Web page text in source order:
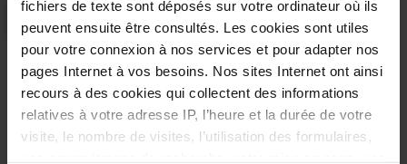
fichiers de texte sont déposés sur votre ordinateur où ils
peuvent ensuite être consultés. Les cookies sont utiles
pour votre connexion à nos services et pour adapter nos
pages Internet à vos besoins. Nos sites Internet ont ainsi
recours à des cookies qui collectent des informations
relatives à votre adresse IP, l’heure et la durée de votre
visite, le nombre de visites, l’utilisation des formulaires,
Ajouter au panier
En savoir plus sur notre Airdentifier by
Zehnder